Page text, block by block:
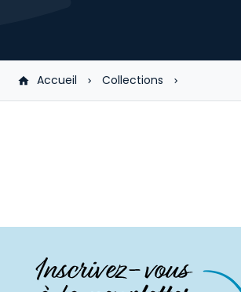
Accueil Collections